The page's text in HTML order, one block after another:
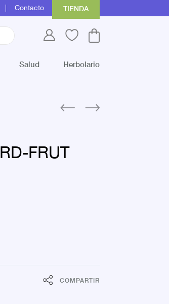
Contacto TIENDA
Salud Herbolario
FRUT
COMPARTIR